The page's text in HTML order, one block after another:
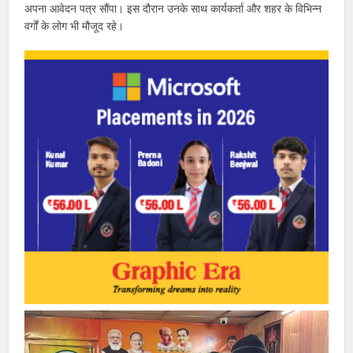
अपना आवेदन पत्र सौंपा। इस दौरान उनके साथ कार्यकर्ता और शहर के विभिन्न
वर्गों के लोग भी मौजूद रहे।